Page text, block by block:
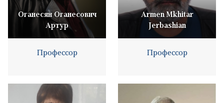
Оганесян Оганесович
Артур
Профессор
Armen Mkhitar
Jerbashian
Профессор